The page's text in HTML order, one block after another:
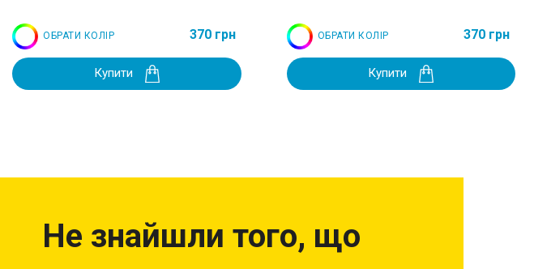
ОБРАТИ КОЛІР 370 грн
Купити
ОБРАТИ КОЛІР 370 грн
Купити
Не знайшли того, що